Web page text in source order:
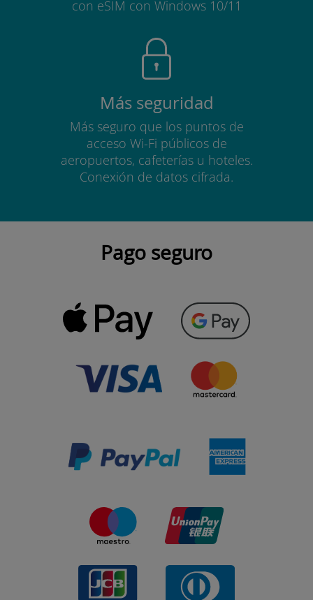
con eSIM con Windows 10/11
Más seguridad
Más seguro que los puntos de
acceso Wi-Fi públicos de
aeropuertos, cafeterías u hoteles.
Conexión de datos cifrada.
Pago seguro